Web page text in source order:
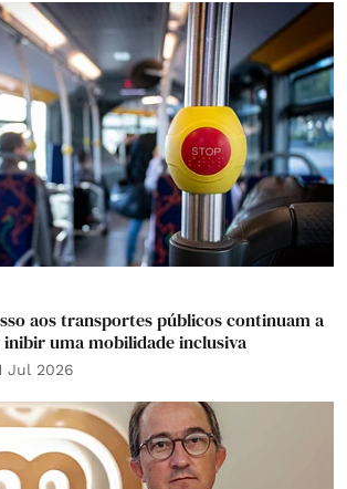
aos transportes públicos continuam a
uma mobilidade inclusiva
Jul 2026